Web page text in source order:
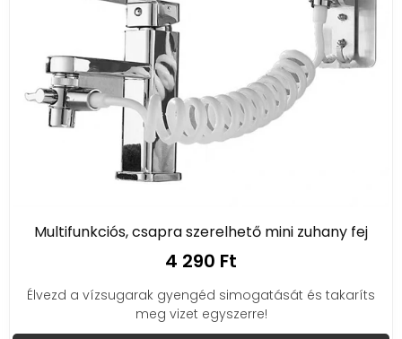
Multifunkciós, csapra szerelhető mini zuhany fej
4 290 Ft
Élvezd a vízsugarak gyengéd simogatását és takaríts
meg vizet egyszerre!